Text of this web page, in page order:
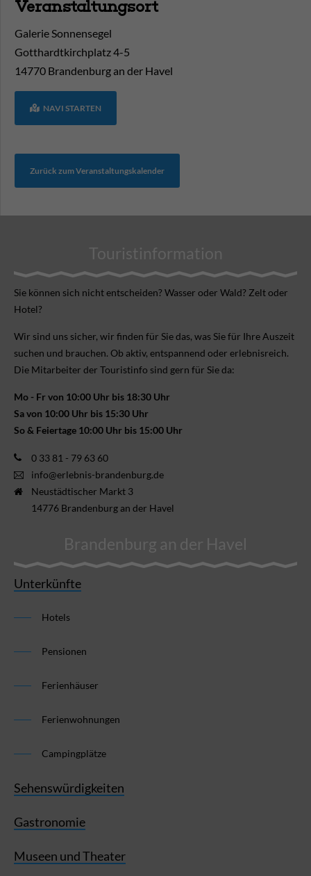
Veranstaltungsort
Galerie Sonnensegel
Gotthardtkirchplatz 4-5
14770 Brandenburg an der Havel
NAVI STARTEN
Zurück zum Veranstaltungskalender
Touristinformation
Sie können sich nicht ent­scheiden? Wasser oder Wald? Zelt oder
Hotel?
Wir sind uns sicher, wir finden für Sie das, was Sie für Ihre Aus­zeit
suchen und brauchen. Ob aktiv, ent­spannend oder erlebnis­reich.
Die Mitarbeiter der Touristinfo sind gern für Sie da:
Mo - Fr von 10:00 Uhr bis 18:30 Uhr
Sa von 10:00 Uhr bis 15:30 Uhr
So & Feiertage 10:00 Uhr bis 15:00 Uhr
0 33 81 - 79 63 60
info@erlebnis-brandenburg.de
Neustädtischer Markt 3
14776 Brandenburg an der Havel
Brandenburg an der Havel
Unterkünfte
Hotels
Pensionen
Ferienhäuser
Ferienwohnungen
Campingplätze
Sehenswürdigkeiten
Gastronomie
Museen und Theater